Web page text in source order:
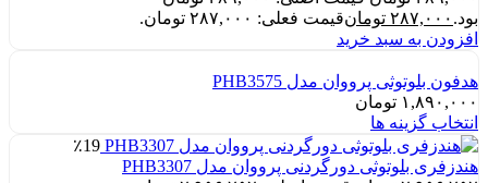
بود. ۲۸۷,۰۰۰ تومانقیمت فعلی: ۲۸۷,۰۰۰ تومان.
افزودن به سبد خرید
هدفون بلوتوثی پرووان مدل PHB3575
۱,۸۹۰,۰۰۰ تومان
انتخاب گزینه ها
٪19
هندزفری بلوتوثی دورگردنی پرووان مدل PHB3307